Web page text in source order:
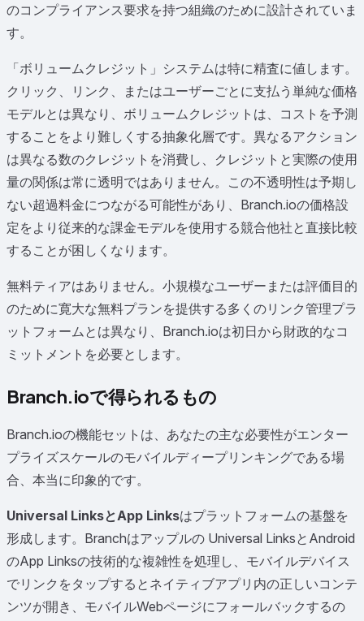
のコンプライアンス要求を持つ組織のために設計されていま
す。
「ボリュームクレジット」システムは特に精査に値します。
クリック、リンク、またはユーザーごとに支払う単純な価格
モデルとは異なり、ボリュームクレジットは、コストを予測
することをより難しくする抽象化層です。異なるアクション
は異なる数のクレジットを消費し、クレジットと実際の使用
量の関係は常に透明ではありません。この不透明性は予期し
ない超過料金につながる可能性があり、Branch.ioの価格設
定をより従来的な課金モデルを使用する競合他社と直接比較
することが困しくなります。
無料ティアはありません。小規模なユーザーまたは評価目的
のために寛大な無料プランを提供する多くのリンク管理プラ
ットフォームとは異なり、Branch.ioは初日から財政的なコ
ミットメントを必要とします。
Branch.ioで得られるもの
Branch.ioの機能セットは、あなたの主な必要性がエンター
プライズスケールのモバイルディープリンキングである場
合、本当に印象的です。
Universal LinksとApp Linksはプラットフォームの基盤を
形成します。Branchはアップルの Universal LinksとAndroid
のApp Linksの技術的な複雑性を処理し、モバイルデバイス
でリンクをタップするとネイティブアプリ内の正しいコンテ
ンツが開き、モバイルWebページにフォールバックするの